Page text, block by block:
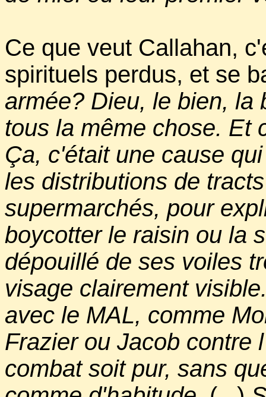
Ce que veut Callahan,
spirituels perdus, et se
armée? Dieu, le bien, la
tous la même chose. Et
Ça, c'était une cause
les distributions de
supermarchés, pour
boycotter le raisin ou la
dépouillé de ses voiles
visage clairement
avec le MAL, comme
Frazier ou Jacob contre
combat soit pur, sans